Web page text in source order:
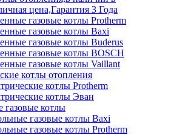
цена,Гарантия 3 Года
газовые котлы Protherm
газовые котлы Baxi
газовые котлы Buderus
газовые котлы BOSCH
газовые котлы Vaillant
котлы отопления
котлы Protherm
котлы Эван
газовые котлы
газовые котлы Baxi
газовые котлы Protherm